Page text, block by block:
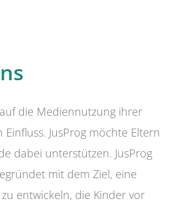
die Mediennutzung ihrer
JusProg möchte Eltern
dabei unterstützen. JusProg
mit dem Ziel, eine
entwickeln, die Kinder vor